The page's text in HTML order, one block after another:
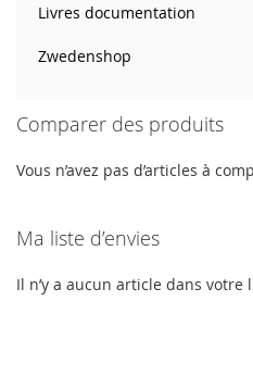
Livres documentation
Zwedenshop
Comparer des produits
Vous n’avez pas d’articles à
Ma liste d’envies
Il n’y a aucun article dans votre